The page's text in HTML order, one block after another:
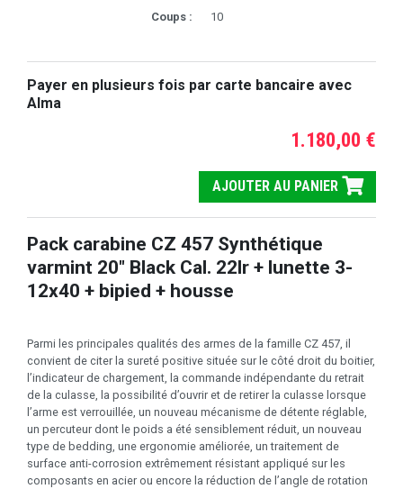
Coups :
10
Payer en plusieurs fois par carte bancaire avec
Alma
1.180,00 €
AJOUTER AU PANIER
Pack carabine CZ 457 Synthétique
varmint 20" Black Cal. 22lr + lunette 3-
12x40 + bipied + housse
Parmi les principales qualités des armes de la famille CZ 457, il
convient de citer la sureté positive située sur le côté droit du boitier,
l’indicateur de chargement, la commande indépendante du retrait
de la culasse, la possibilité d’ouvrir et de retirer la culasse lorsque
l’arme est verrouillée, un nouveau mécanisme de détente réglable,
un percuteur dont le poids a été sensiblement réduit, un nouveau
type de bedding, une ergonomie améliorée, un traitement de
surface anti-corrosion extrêmement résistant appliqué sur les
composants en acier ou encore la réduction de l’angle de rotation